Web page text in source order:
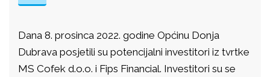
Dana 8. prosinca 2022. godine Općinu Donja
Dubrava posjetili su potencijalni investitori iz tvrtke
MS Cofek d.o.o. i Fips Financial. Investitori su se